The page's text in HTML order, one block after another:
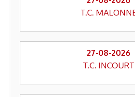
T.C.
27-08-2026
T.C. INCOURT